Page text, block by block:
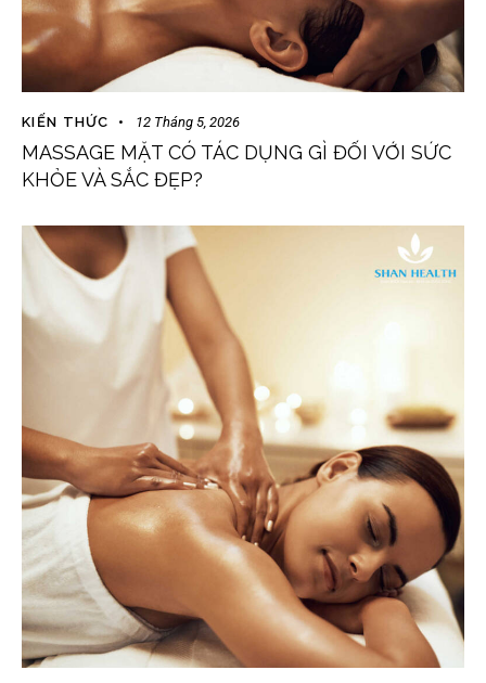
KIẾN THỨC 12 Tháng 5, 2026
MASSAGE MẶT CÓ TÁC DỤNG GÌ ĐỐI VỚI SỨC
KHỎE VÀ SẮC ĐẸP?